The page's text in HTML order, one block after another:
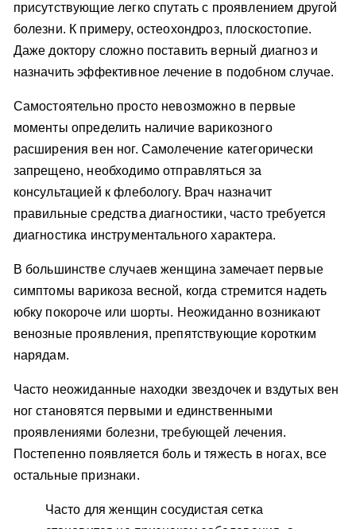
присутствующие легко спутать с проявлением другой
болезни. К примеру, остеохондроз, плоскостопие.
Даже доктору сложно поставить верный диагноз и
назначить эффективное лечение в подобном случае.
Самостоятельно просто невозможно в первые
моменты определить наличие варикозного
расширения вен ног. Самолечение категорически
запрещено, необходимо отправляться за
консультацией к флебологу. Врач назначит
правильные средства диагностики, часто требуется
диагностика инструментального характера.
В большинстве случаев женщина замечает первые
симптомы варикоза весной, когда стремится надеть
юбку покороче или шорты. Неожиданно возникают
венозные проявления, препятствующие коротким
нарядам.
Часто неожиданные находки звездочек и вздутых вен
ног становятся первыми и единственными
проявлениями болезни, требующей лечения.
Постепенно появляется боль и тяжесть в ногах, все
остальные признаки.
Часто для женщин сосудистая сетка